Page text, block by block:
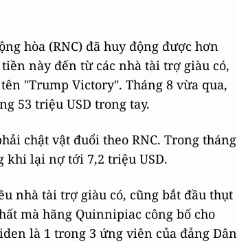
hòa (RNC) đã huy động được hơn
này đến từ các nhà tài trợ giàu có,
"Trump Victory". Tháng 8 vừa qua,
53 triệu USD trong tay.
chật vật đuổi theo RNC. Trong tháng
khi lại nợ tới 7,2 triệu USD.
nhà tài trợ giàu có, cũng bắt đầu thụt
mà hãng Quinnipiac công bố cho
là 1 trong 3 ứng viên của đảng Dân